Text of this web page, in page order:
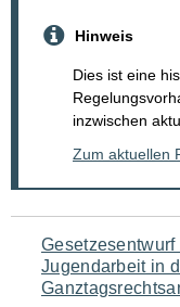
Hinweis
Dies ist eine
inzwischen
Zum aktuellen
Navigation
fürJugendarbeit in